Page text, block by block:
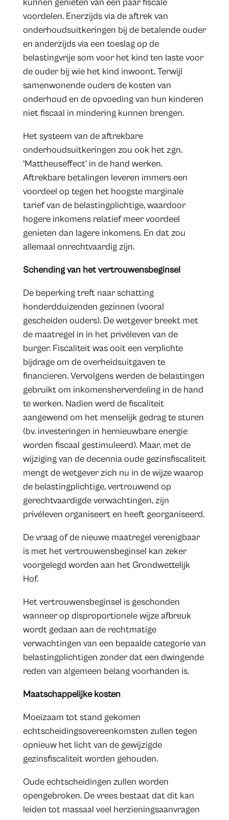
kunnen genieten van een paar fiscale
voordelen. Enerzijds via de aftrek van
onderhoudsuitkeringen bij de betalende ouder
en anderzijds via een toeslag op de
belastingvrije som voor het kind ten laste voor
de ouder bij wie het kind inwoont. Terwijl
samenwonende ouders de kosten van
onderhoud en de opvoeding van hun kinderen
niet fiscaal in mindering kunnen brengen.
Het systeem van de aftrekbare
onderhoudsuitkeringen zou ook het zgn.
‘Mattheuseffect’ in de hand werken.
Aftrekbare betalingen leveren immers een
voordeel op tegen het hoogste marginale
tarief van de belastingplichtige, waardoor
hogere inkomens relatief meer voordeel
genieten dan lagere inkomens. En dat zou
allemaal onrechtvaardig zijn.
Schending van het vertrouwensbeginsel
De beperking treft naar schatting
honderdduizenden gezinnen (vooral
gescheiden ouders). De wetgever breekt met
de maatregel in in het privéleven van de
burger. Fiscaliteit was ooit een verplichte
bijdrage om de overheidsuitgaven te
financieren. Vervolgens werden de belastingen
gebruikt om inkomensherverdeling in de hand
te werken. Nadien werd de fiscaliteit
aangewend om het menselijk gedrag te sturen
(bv. investeringen in hernieuwbare energie
worden fiscaal gestimuleerd). Maar, met de
wijziging van de decennia oude gezinsfiscaliteit
mengt de wetgever zich nu in de wijze waarop
de belastingplichtige, vertrouwend op
gerechtvaardigde verwachtingen, zijn
privéleven organiseert en heeft georganiseerd.
De vraag of de nieuwe maatregel verenigbaar
is met het vertrouwensbeginsel kan zeker
voorgelegd worden aan het Grondwettelijk
Hof.
Het vertrouwensbeginsel is geschonden
wanneer op disproportionele wijze afbreuk
wordt gedaan aan de rechtmatige
verwachtingen van een bepaalde categorie van
belastingplichtigen zonder dat een dwingende
reden van algemeen belang voorhanden is.
Maatschappelijke kosten
Moeizaam tot stand gekomen
echtscheidingsovereenkomsten zullen tegen
opnieuw het licht van de gewijzigde
gezinsfiscaliteit worden gehouden.
Oude echtscheidingen zullen worden
opengebroken. De vrees bestaat dat dit kan
leiden tot massaal veel herzieningsaanvragen